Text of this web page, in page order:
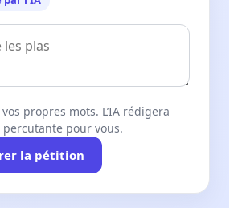
propres mots. L’IA rédigera
pour vous.
la pétition